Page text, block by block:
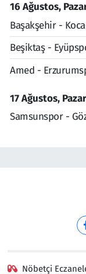
16 Ağustos,
Başakşehir -
Beşiktaş -
Amed -
17 Ağustos,
Samsunspor -
Nöbetçi